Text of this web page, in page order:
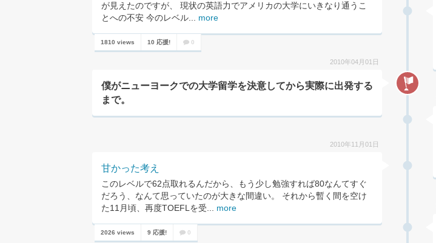
が見えたのですが、 現状の英語力でアメリカの大学にいきなり通うこ
とへの不安 今のレベル... more
1810 views 10 応援! 0
僕がニューヨークでの大学留学を決意してから実際に出発する
まで。
2010年04月01日
甘かった考え
このレベルで62点取れるんだから、もう少し勉強すれば80なんてすぐ
だろう、なんて思っていたのが大きな間違い。 それから暫く間を空け
た11月頃、再度TOEFLを受... more
2010年11月01日
2026 views 9 応援! 0